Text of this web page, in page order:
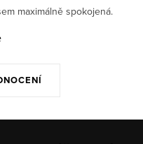
maximálně spokojená.